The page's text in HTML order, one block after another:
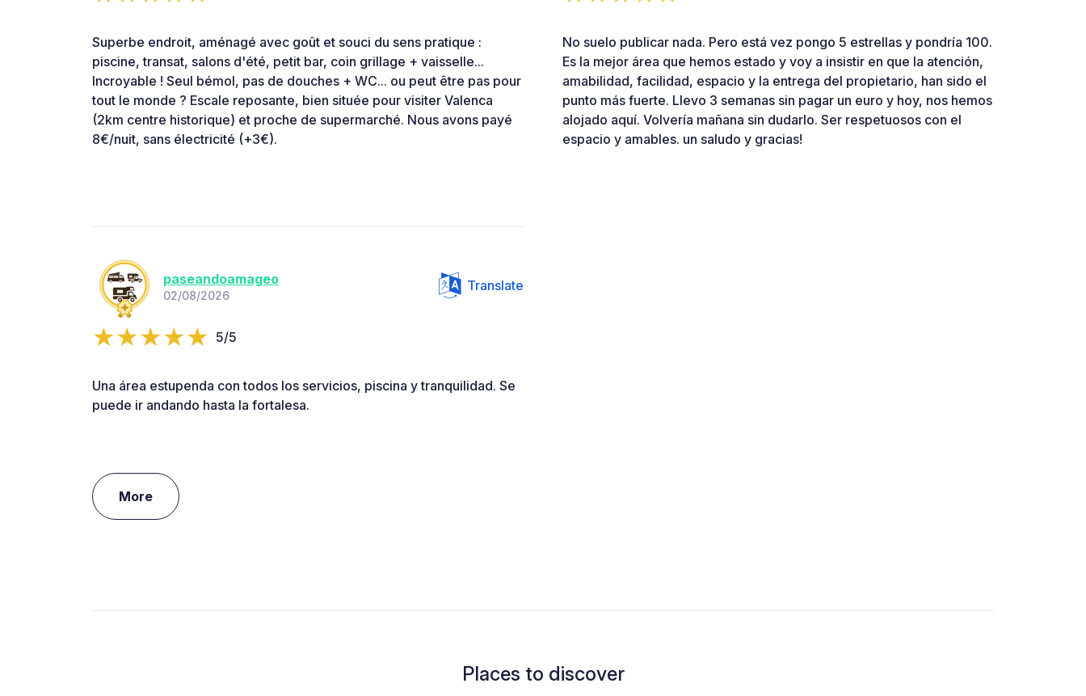
Superbe endroit, aménagé avec goût et souci du sens pratique :
piscine, transat, salons d'été, petit bar, coin grillage + vaisselle...
Incroyable ! Seul bémol, pas de douches + WC... ou peut être pas pour
tout le monde ? Escale reposante, bien située pour visiter Valenca
(2km centre historique) et proche de supermarché. Nous avons payé
8€/nuit, sans électricité (+3€).
No suelo publicar nada. Pero está vez pongo 5 estrellas y pondría 100.
Es la mejor área que hemos estado y voy a insistir en que la atención,
amabilidad, facilidad, espacio y la entrega del propietario, han sido el
punto más fuerte. Llevo 3 semanas sin pagar un euro y hoy, nos hemos
alojado aquí. Volvería mañana sin dudarlo. Ser respetuosos con el
espacio y amables. un saludo y gracias!
paseandoamageo
02/08/2026
Translate
5/5
Una área estupenda con todos los servicios, piscina y tranquilidad. Se
puede ir andando hasta la fortalesa.
More
Places to discover